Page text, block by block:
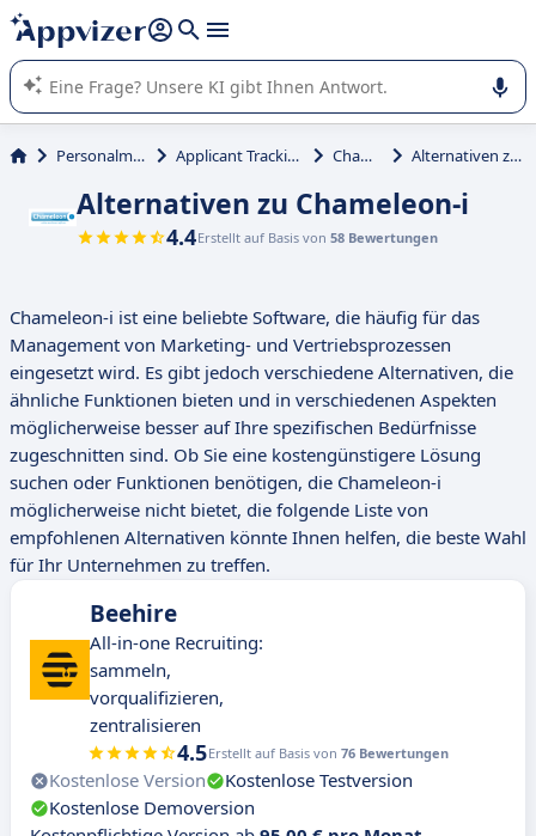
beantworten (mehrere Zeilen mit
Die KI von Appvizer führt Sie bei der Nutzung oder Auswahl
von SaaS-Software in Unternehmen.
Personalmanagement Applicant Tracking System (ATS) Chameleon-i Alternativen zu Chameleon-i
Alternativen zu Chameleon-i
4.4Erstellt auf Basis von 58 Bewertungen
Chameleon-i ist eine beliebte Software, die häufig für das
Management von Marketing- und Vertriebsprozessen
eingesetzt wird. Es gibt jedoch verschiedene Alternativen, die
ähnliche Funktionen bieten und in verschiedenen Aspekten
möglicherweise besser auf Ihre spezifischen Bedürfnisse
zugeschnitten sind. Ob Sie eine kostengünstigere Lösung
suchen oder Funktionen benötigen, die Chameleon-i
möglicherweise nicht bietet, die folgende Liste von
empfohlenen Alternativen könnte Ihnen helfen, die beste Wahl
für Ihr Unternehmen zu treffen.
Beehire
All-in-one Recruiting:
sammeln,
vorqualifizieren,
zentralisieren
4.5Erstellt auf Basis von 76 Bewertungen
Kostenlose Version
Kostenlose Testversion
Kostenlose Demoversion